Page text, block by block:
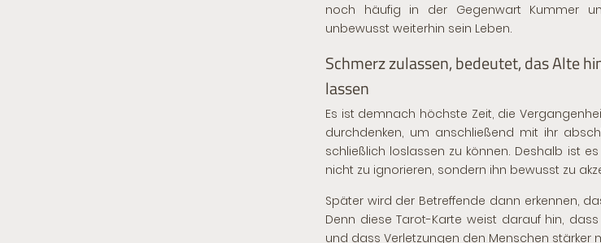
noch häufig in der Gegenwart Kummer
unbewusst weiterhin sein Leben.
Schmerz zulassen, bedeutet, das Alte
lassen
Es ist demnach höchste Zeit, die
durchdenken, um anschließend mit ihr
schließlich loslassen zu können. Deshalb ist
nicht zu ignorieren, sondern ihn bewusst zu
Später wird der Betreffende dann erkennen,
Denn diese Tarot-Karte weist darauf hin,
und dass Verletzungen den Menschen stärker